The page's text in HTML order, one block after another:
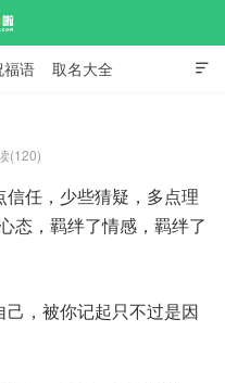

福语 取名大全
(120)
任，少些猜疑，多点理
态，羁绊了情感，羁绊了
，被你记起只不过是因